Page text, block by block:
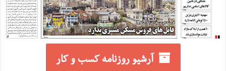
آرشیو روزنامه کسب و کار